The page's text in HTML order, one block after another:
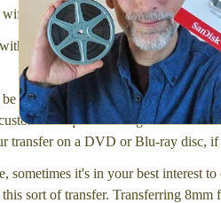
Laura and I are FilmFix — a two
with adegree in motion picture and
inspected and carefully cleaned.
request that digital files be
transfer on a DVD or Blu-ray disc, if
sometimes it's in your best interest
sort of transfer. Transferring